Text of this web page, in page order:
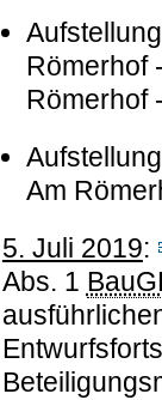
Römerhof
Römerhof
Am
5. Juli 2019:
Abs. 1